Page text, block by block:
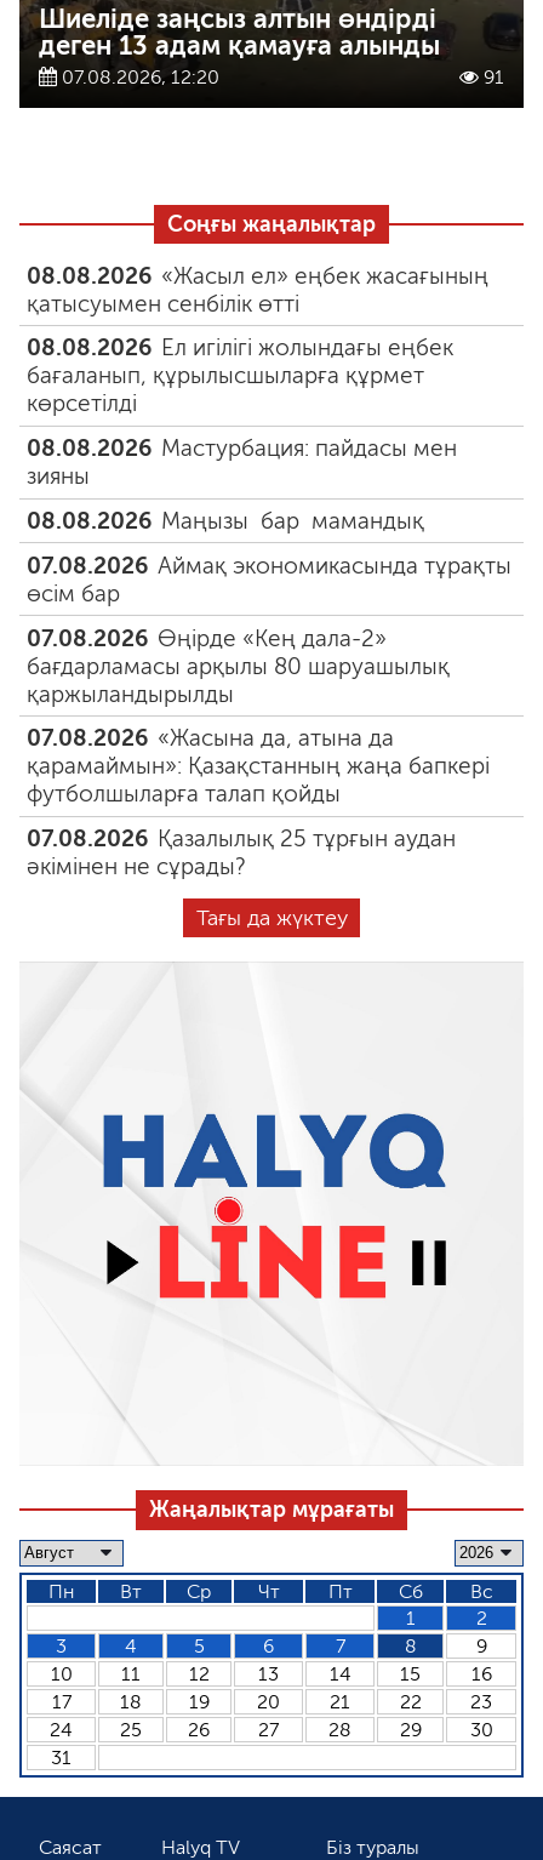
Шиеліде заңсыз алтын өндірді
деген 13 адам қамауға алынды
07.08.2026, 12:20 91
Соңғы жаңалықтар
08.08.2026 «Жасыл ел» еңбек жасағының
қатысуымен сенбілік өтті
08.08.2026 Ел игілігі жолындағы еңбек
бағаланып, құрылысшыларға құрмет
көрсетілді
08.08.2026 Мастурбация: пайдасы мен
зияны
08.08.2026 Маңызы бар мамандық
07.08.2026 Аймақ экономикасында тұрақты
өсім бар
07.08.2026 Өңірде «Кең дала-2»
бағдарламасы арқылы 80 шаруашылық
қаржыландырылды
07.08.2026 «Жасына да, атына да
қарамаймын»: Қазақстанның жаңа бапкері
футболшыларға талап қойды
07.08.2026 Қазалылық 25 тұрғын аудан
әкімінен не сұрады?
Тағы да жүктеу
Жаңалықтар мұрағаты
Пн Вт Ср Чт Пт Сб
Вс
1
2
3
4 5 6 7 8
9
10
11 12 13 14 15
16
17
18 19 20 21 22
23
24
25 26 27 28 29
30
31
Саясат Halyq TV Біз туралы